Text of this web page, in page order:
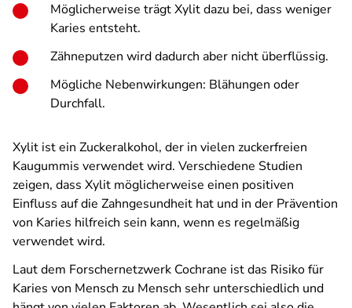
Möglicherweise trägt Xylit dazu bei, dass weniger
Karies entsteht.
Zähneputzen wird dadurch aber nicht überflüssig.
Mögliche Nebenwirkungen: Blähungen oder
Durchfall.
Xylit ist ein Zuckeralkohol, der in vielen zuckerfreien
Kaugummis verwendet wird. Verschiedene Studien
zeigen, dass Xylit möglicherweise einen positiven
Einfluss auf die Zahngesundheit hat und in der Prävention
von Karies hilfreich sein kann, wenn es regelmäßig
verwendet wird.
Laut dem Forschernetzwerk Cochrane ist das Risiko für
Karies von Mensch zu Mensch sehr unterschiedlich und